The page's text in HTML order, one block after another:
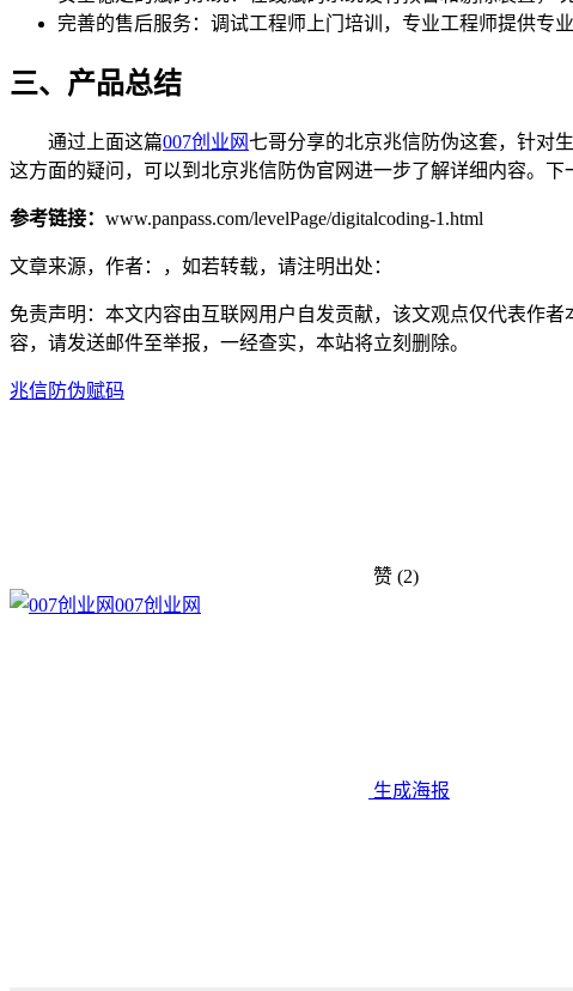
完善的售后服务：调试工程师上门培训，专业工程师提供专
三、产品总结
通过上面这篇007创业网七哥分享的北京兆信防伪这套，针对
这方面的疑问，可以到北京兆信防伪官网进一步了解详细内容。下
参考链接： www.panpass.com/levelPage/digitalcoding-1.html
文章来源，作者：，如若转载，请注明出处：
免责声明：本文内容由互联网用户自发贡献，该文观点仅代表作
容，请发送邮件至举报，一经查实，本站将立刻删除。
兆信防伪赋码
赞 (2)
007创业网
生成海报